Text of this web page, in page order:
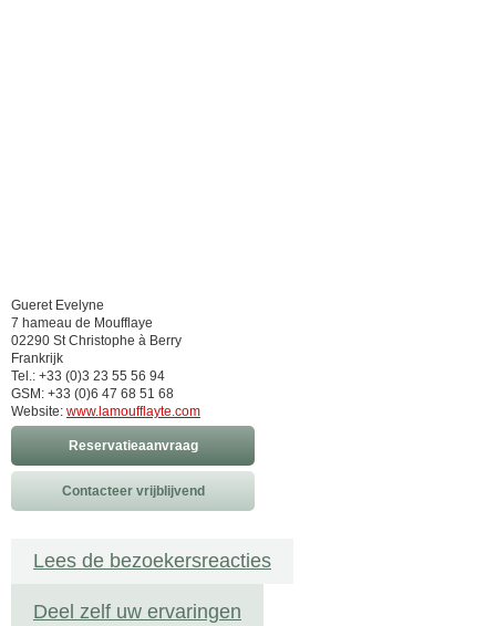
Gueret Evelyne
7 hameau de Moufflaye
02290 St Christophe à Berry
Frankrijk
Tel.: +33 (0)3 23 55 56 94
GSM: +33 (0)6 47 68 51 68
Website: www.lamoufflayte.com
Reservatieaanvraag
Contacteer vrijblijvend
Lees de bezoekersreacties
Deel zelf uw ervaringen